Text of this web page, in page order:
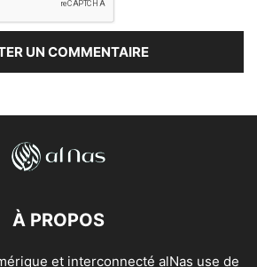
À PROPOS
et interconnecté alNas use de